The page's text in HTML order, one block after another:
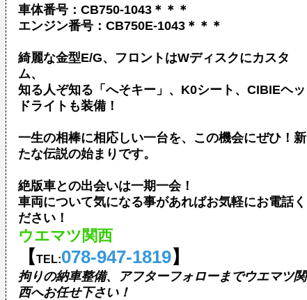
車体番号：CB750-1043＊＊＊
エンジン番号：CB750E-1043＊＊＊
綺麗な金型E/G、フロントはWディスクにカスタ
ム、
知る人ぞ知る「へそキー」、K0シート、CIBIEヘッ
ドライトも装備！
一生の相棒に相応しい一台を、この機会にぜひ！新
たな伝説の始まりです。
絶版車との出会いは一期一会！
車両について気になる事があればお気軽にお電話く
ださい！
ウエマツ関西
【TEL:078-947-1819】
拘りの納車整備、アフターフォローまでウエマツ関
西へお任せ下さい！